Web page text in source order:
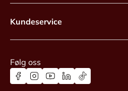
Kundeservice
Følg oss